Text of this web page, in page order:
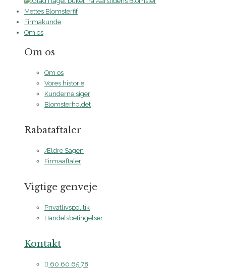
Mettes Blomsterfif
Firmakunde
Om os
Om os
Om os
Vores historie
Kunderne siger
Blomsterholdet
Rabataftaler
Ældre Sagen
Firmaaftaler
Vigtige genveje
Privatlivspolitik
Handelsbetingelser
Kontakt
60 60 65 78